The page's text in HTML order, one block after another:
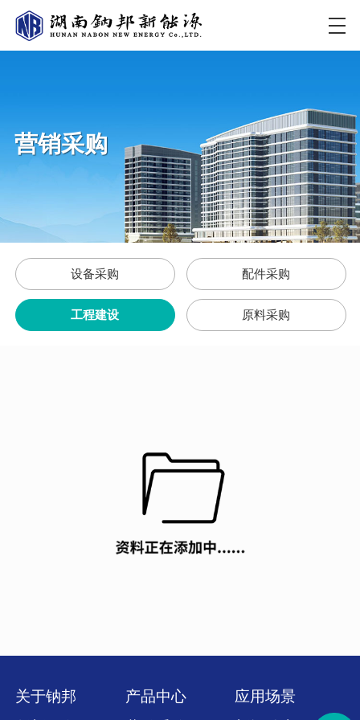
营销采购
设备采购 配件采购
工程建设 原料采购
关于钠邦 产品中心
应用场景